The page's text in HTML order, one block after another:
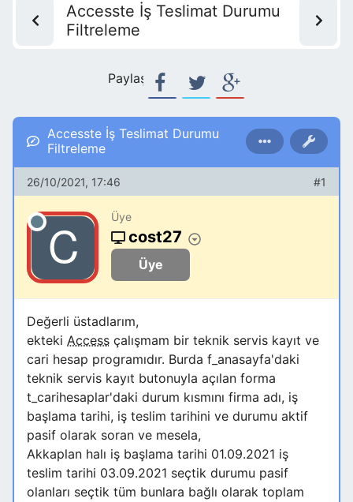
Accesste İş Teslimat Durumu
Filtreleme
Paylaş:
Accesste İş Teslimat Durumu
Filtreleme
26/10/2021, 17:46 #1
Üye
cost27
Üye
Değerli üstadlarım,
ekteki Access çalışmam bir teknik servis kayıt ve
cari hesap programıdır. Burda f_anasayfa'daki
teknik servis kayıt butonuyla açılan forma
t_carihesaplar'daki durum kısmını firma adı, iş
başlama tarihi, iş teslim tarihini ve durumu aktif
pasif olarak soran ve mesela,
Akkaplan halı iş başlama tarihi 01.09.2021 iş
teslim tarihi 03.09.2021 seçtik durumu pasif
olanları seçtik tüm bunlara bağlı olarak toplam